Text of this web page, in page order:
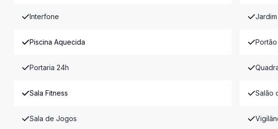
Interfone Jardim
Piscina Aquecida
Portaria 24h
Sala Fitness Salão
Sala de Jogos